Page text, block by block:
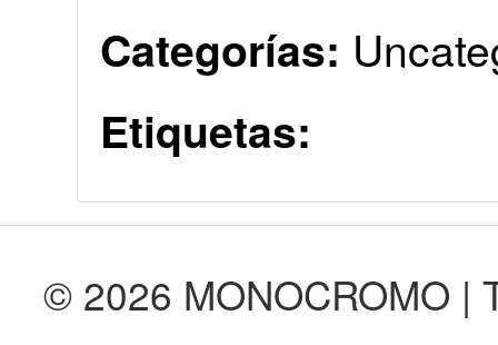
Categorías:
Etiquetas:
© 2026 MONOCROMO |